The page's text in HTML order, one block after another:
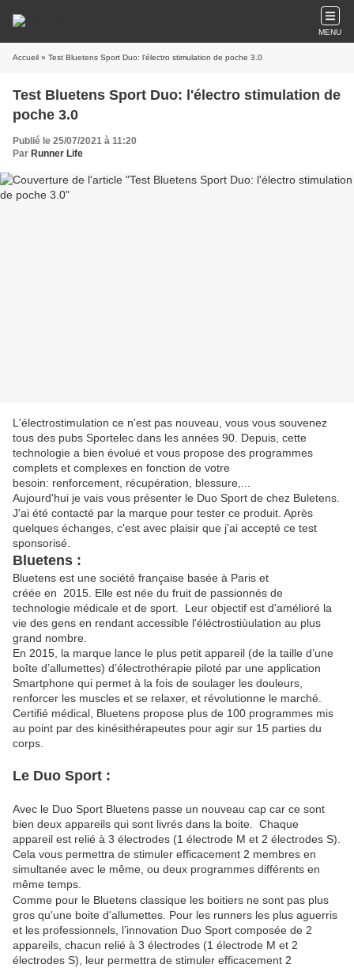
MENU
Accueil » Test Bluetens Sport Duo: l'électro stimulation de poche 3.0
Test Bluetens Sport Duo: l'électro stimulation de
poche 3.0
Publié le 25/07/2021 à 11:20
Par Runner Life
L'électrostimulation ce n'est pas nouveau, vous vous souvenez
tous des pubs Sportelec dans les années 90. Depuis, cette
technologie a bien évolué et vous propose des programmes
complets et complexes en fonction de votre
besoin: renforcement, récupération, blessure,...
Aujourd'hui je vais vous présenter le Duo Sport de chez Buletens.
J'ai été contacté par la marque pour tester ce produit. Après
quelques échanges, c'est avec plaisir que j'ai accepté ce test
sponsorisé.
Bluetens :
Bluetens est une société française basée à Paris et
créée en 2015. Elle est née du fruit de passionnés de
technologie médicale et de sport. Leur objectif est d'amélioré la
vie des gens en rendant accessible l'éléctrostiùulation au plus
grand nombre.
En 2015, la marque lance le plus petit appareil (de la taille d’une
boîte d’allumettes) d’électrothérapie piloté par une application
Smartphone qui permet à la fois de soulager les douleurs,
renforcer les muscles et se relaxer, et révolutionne le marché.
Certifié médical, Bluetens propose plus de 100 programmes mis
au point par des kinésithérapeutes pour agir sur 15 parties du
corps.
Le Duo Sport :
Avec le Duo Sport Bluetens passe un nouveau cap car ce sont
bien deux appareils qui sont livrés dans la boite. Chaque
appareil est relié à 3 électrodes (1 électrode M et 2 électrodes S).
Cela vous permettra de stimuler efficacement 2 membres en
simultanée avec le même, ou deux programmes différents en
même temps.
Comme pour le Bluetens classique les boitiers ne sont pas plus
gros qu'une boite d'allumettes. Pour les runners les plus aguerris
et les professionnels, l’innovation Duo Sport composée de 2
appareils, chacun relié à 3 électrodes (1 électrode M et 2
électrodes S), leur permettra de stimuler efficacement 2